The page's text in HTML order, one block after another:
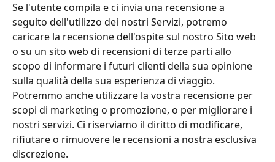
Se l'utente compila e ci invia una recensione a
seguito dell'utilizzo dei nostri Servizi, potremo
caricare la recensione dell'ospite sul nostro Sito web
o su un sito web di recensioni di terze parti allo
scopo di informare i futuri clienti della sua opinione
sulla qualità della sua esperienza di viaggio.
Potremmo anche utilizzare la vostra recensione per
scopi di marketing o promozione, o per migliorare i
nostri servizi. Ci riserviamo il diritto di modificare,
rifiutare o rimuovere le recensioni a nostra esclusiva
discrezione.